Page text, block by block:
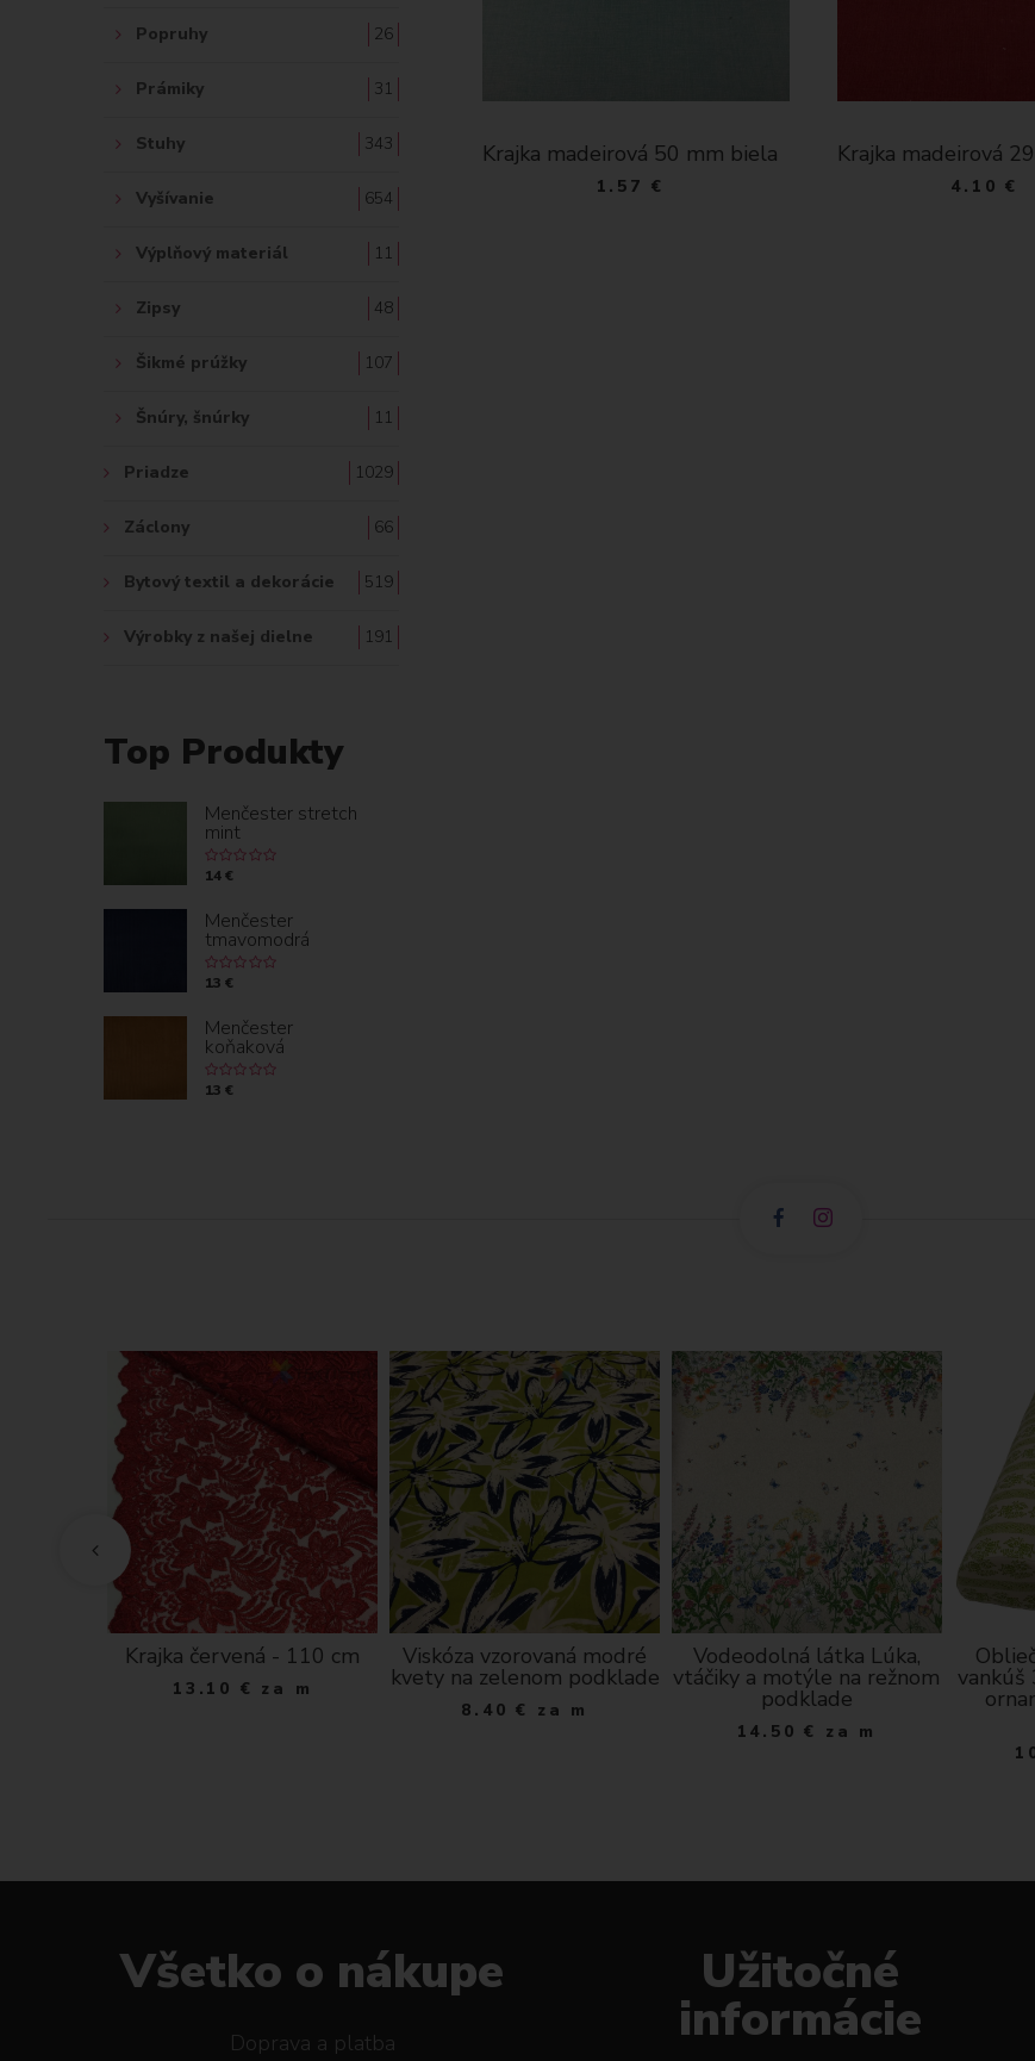
Krajka madeirová 50 mm biela Krajka madeirová 29 mm biela
4.10 €
Krajka madeirová
2.20 €
Popruhy 26
Prámiky 31
Stuhy 343
Vyšívanie 654
Výplňový materiál 11
Zipsy 48
Šikmé prúžky 107
Šnúry, šnúrky 11
Priadze 1029
Záclony 66
Bytový textil a dekorácie 519
Výrobky z našej dielne 191
Top Produkty
Menčester stretch
mint
14 €
Menčester
tmavomodrá
13 €
Menčester
koňaková
13 €
Krajka červená - 110 cm
13.10 € za m
Viskóza vzorovaná modré
kvety na zelenom podklade
8.40 € za m
Vodeodolná látka Lúka,
vtáčiky a motýle na režnom
podklade
14.50 € za m
vankúš
Všetko o nákupe
Doprava a platba
Užitočné
informácie